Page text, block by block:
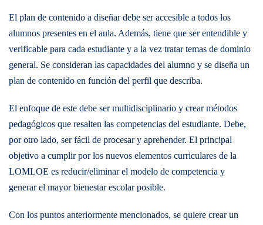
El plan de contenido a diseñar debe ser accesible a todos los
alumnos presentes en el aula. Además, tiene que ser entendible y
verificable para cada estudiante y a la vez tratar temas de dominio
general. Se consideran las capacidades del alumno y se diseña un
plan de contenido en función del perfil que describa.
El enfoque de este debe ser multidisciplinario y crear métodos
pedagógicos que resalten las competencias del estudiante. Debe,
por otro lado, ser fácil de procesar y aprehender. El principal
objetivo a cumplir por los nuevos elementos curriculares de la
LOMLOE es reducir/eliminar el modelo de competencia y
generar el mayor bienestar escolar posible.
Con los puntos anteriormente mencionados, se quiere crear un